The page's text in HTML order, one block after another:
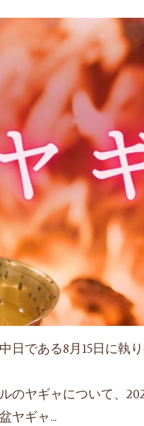
である8月15日に執り
のヤギャについて、
ヤギャ...